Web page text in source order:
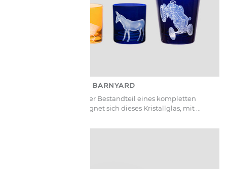
BARNYARD
Als unverzichtbarer Bestandteil eines kompletten
Bargeschirr-Sets eignet sich dieses Kristallglas, mit ...